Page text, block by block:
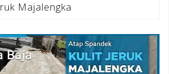
Majalengka